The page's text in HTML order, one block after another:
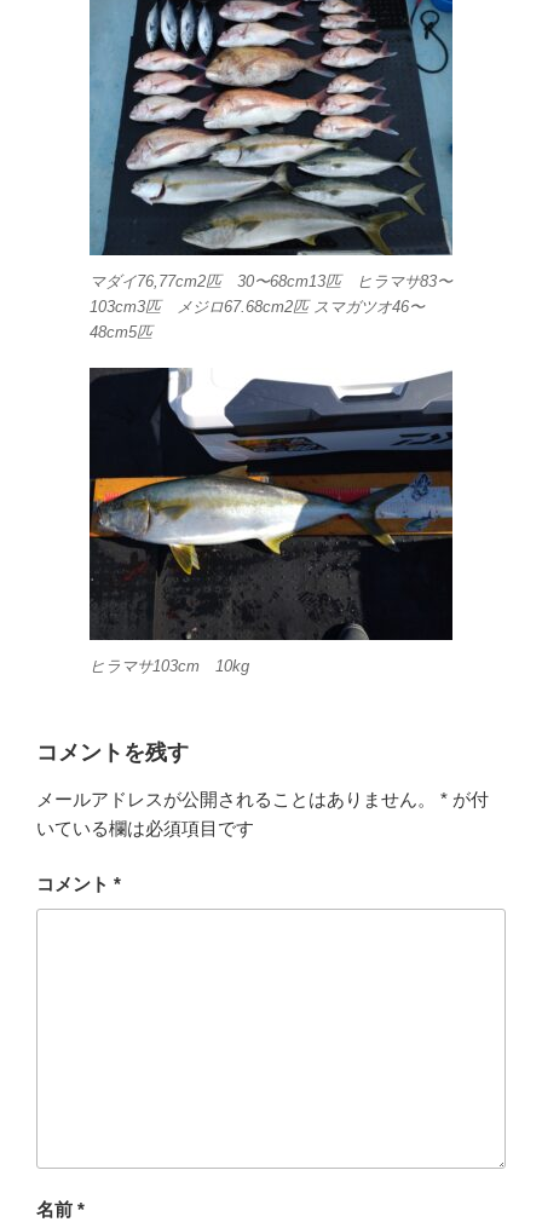
マダイ76,77cm2匹 30〜68cm13匹 ヒラマサ83〜
103cm3匹 メジロ67.68cm2匹 スマガツオ46〜
48cm5匹
ヒラマサ103cm 10kg
コメントを残す
メールアドレスが公開されることはありません。 * が付
いている欄は必須項目です
コメント *
名前 *